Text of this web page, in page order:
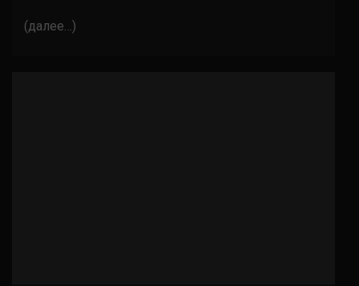
(далее…)